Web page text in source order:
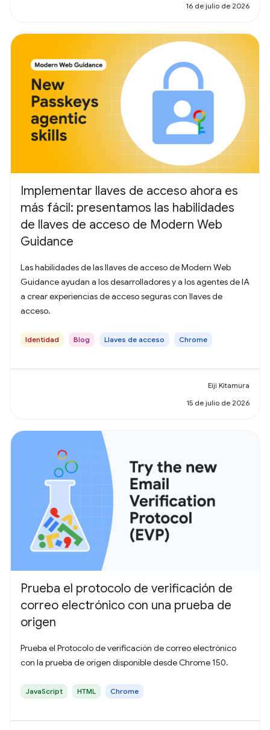
16 de julio de 2026
Implementar llaves de acceso ahora es
más fácil: presentamos las habilidades
de llaves de acceso de Modern Web
Guidance
Las habilidades de las llaves de acceso de Modern Web
Guidance ayudan a los desarrolladores y a los agentes de IA
a crear experiencias de acceso seguras con llaves de
acceso.
Identidad Blog Llaves de acceso Chrome
Eiji Kitamura
15 de julio de 2026
Prueba el protocolo de verificación de
correo electrónico con una prueba de
origen
Prueba el Protocolo de verificación de correo electrónico
con la prueba de origen disponible desde Chrome 150.
JavaScript HTML Chrome